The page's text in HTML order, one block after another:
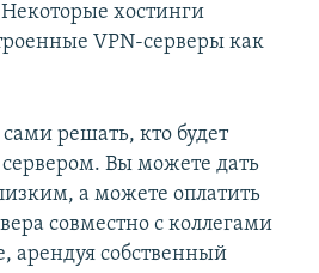
хостинги
VPN-серверы как
решать, кто будет
Вы можете дать
а можете оплатить
совместно с коллегами
арендуя собственный